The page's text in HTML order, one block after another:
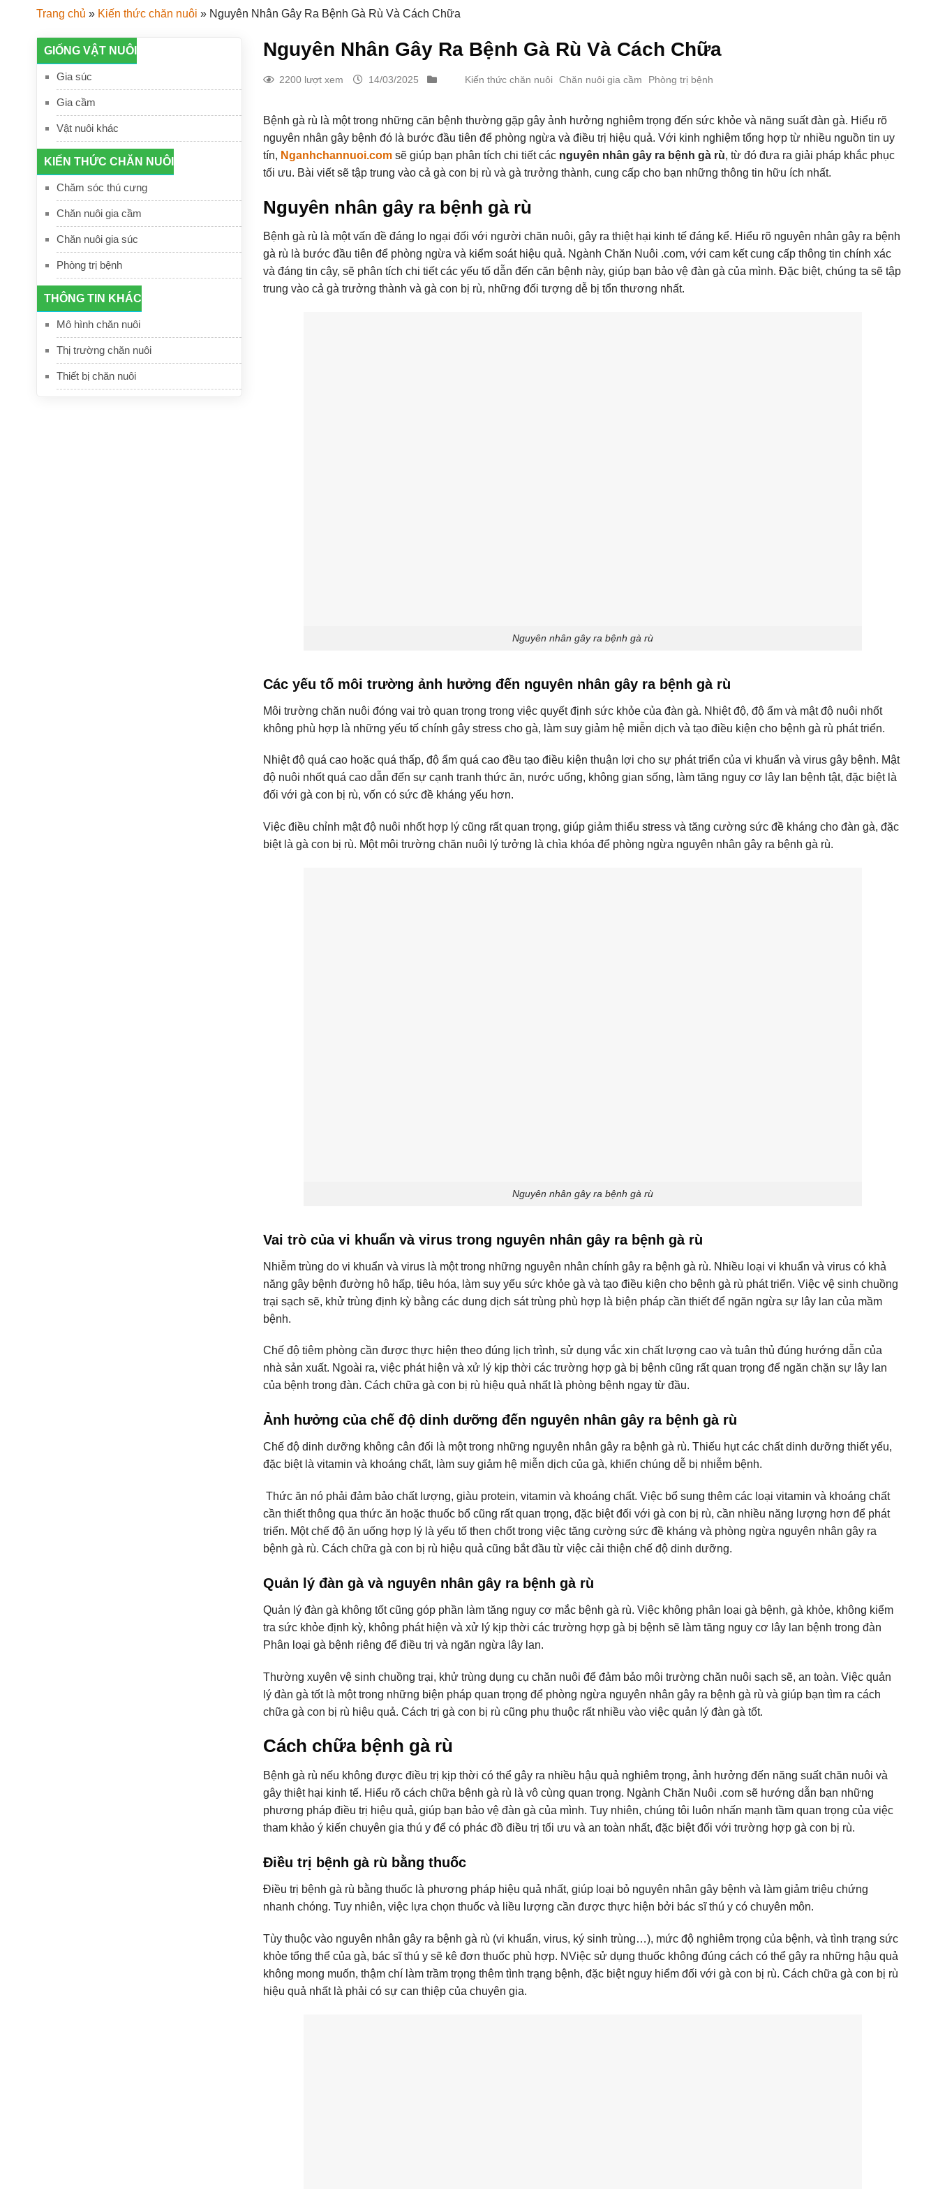
Trang chủ » Kiến thức chăn nuôi » Nguyên Nhân Gây Ra Bệnh Gà Rù Và Cách Chữa
GIỐNG VẬT NUÔI
Gia súc
Gia cầm
Vật nuôi khác
KIẾN THỨC CHĂN NUÔI
Chăm sóc thú cưng
Chăn nuôi gia cầm
Chăn nuôi gia súc
Phòng trị bệnh
THÔNG TIN KHÁC
Mô hình chăn nuôi
Thị trường chăn nuôi
Thiết bị chăn nuôi
Nguyên Nhân Gây Ra Bệnh Gà Rù Và Cách Chữa
2200 lượt xem 14/03/2025 Kiến thức chăn nuôi Chăn nuôi gia cầm Phòng trị bệnh
Bệnh gà rù là một trong những căn bệnh thường gặp gây ảnh hưởng nghiêm trọng đến sức khỏe và năng suất đàn gà. Hiểu rõ
nguyên nhân gây bệnh đó là bước đầu tiên để phòng ngừa và điều trị hiệu quả. Với kinh nghiệm tổng hợp từ nhiều nguồn tin uy
tín, Nganhchannuoi.com sẽ giúp bạn phân tích chi tiết các nguyên nhân gây ra bệnh gà rù, từ đó đưa ra giải pháp khắc phục
tối ưu. Bài viết sẽ tập trung vào cả gà con bị rù và gà trưởng thành, cung cấp cho bạn những thông tin hữu ích nhất.
Nguyên nhân gây ra bệnh gà rù
Bệnh gà rù là một vấn đề đáng lo ngại đối với người chăn nuôi, gây ra thiệt hại kinh tế đáng kể. Hiểu rõ nguyên nhân gây ra bệnh
gà rù là bước đầu tiên để phòng ngừa và kiểm soát hiệu quả. Ngành Chăn Nuôi .com, với cam kết cung cấp thông tin chính xác
và đáng tin cậy, sẽ phân tích chi tiết các yếu tố dẫn đến căn bệnh này, giúp bạn bảo vệ đàn gà của mình. Đặc biệt, chúng ta sẽ tập
trung vào cả gà trưởng thành và gà con bị rù, những đối tượng dễ bị tổn thương nhất.
Nguyên nhân gây ra bệnh gà rù
Các yếu tố môi trường ảnh hưởng đến nguyên nhân gây ra bệnh gà rù
Môi trường chăn nuôi đóng vai trò quan trọng trong việc quyết định sức khỏe của đàn gà. Nhiệt độ, độ ẩm và mật độ nuôi nhốt
không phù hợp là những yếu tố chính gây stress cho gà, làm suy giảm hệ miễn dịch và tạo điều kiện cho bệnh gà rù phát triển.
Nhiệt độ quá cao hoặc quá thấp, độ ẩm quá cao đều tạo điều kiện thuận lợi cho sự phát triển của vi khuẩn và virus gây bệnh. Mật
độ nuôi nhốt quá cao dẫn đến sự cạnh tranh thức ăn, nước uống, không gian sống, làm tăng nguy cơ lây lan bệnh tật, đặc biệt là
đối với gà con bị rù, vốn có sức đề kháng yếu hơn.
Việc điều chỉnh mật độ nuôi nhốt hợp lý cũng rất quan trọng, giúp giảm thiểu stress và tăng cường sức đề kháng cho đàn gà, đặc
biệt là gà con bị rù. Một môi trường chăn nuôi lý tưởng là chìa khóa để phòng ngừa nguyên nhân gây ra bệnh gà rù.
Nguyên nhân gây ra bệnh gà rù
Vai trò của vi khuẩn và virus trong nguyên nhân gây ra bệnh gà rù
Nhiễm trùng do vi khuẩn và virus là một trong những nguyên nhân chính gây ra bệnh gà rù. Nhiều loại vi khuẩn và virus có khả
năng gây bệnh đường hô hấp, tiêu hóa, làm suy yếu sức khỏe gà và tạo điều kiện cho bệnh gà rù phát triển. Việc vệ sinh chuồng
trại sạch sẽ, khử trùng định kỳ bằng các dung dịch sát trùng phù hợp là biện pháp cần thiết để ngăn ngừa sự lây lan của mầm
bệnh.
Chế độ tiêm phòng cần được thực hiện theo đúng lịch trình, sử dụng vắc xin chất lượng cao và tuân thủ đúng hướng dẫn của
nhà sản xuất. Ngoài ra, việc phát hiện và xử lý kịp thời các trường hợp gà bị bệnh cũng rất quan trọng để ngăn chặn sự lây lan
của bệnh trong đàn. Cách chữa gà con bị rù hiệu quả nhất là phòng bệnh ngay từ đầu.
Ảnh hưởng của chế độ dinh dưỡng đến nguyên nhân gây ra bệnh gà rù
Chế độ dinh dưỡng không cân đối là một trong những nguyên nhân gây ra bệnh gà rù. Thiếu hụt các chất dinh dưỡng thiết yếu,
đặc biệt là vitamin và khoáng chất, làm suy giảm hệ miễn dịch của gà, khiến chúng dễ bị nhiễm bệnh.
Thức ăn nó phải đảm bảo chất lượng, giàu protein, vitamin và khoáng chất. Việc bổ sung thêm các loại vitamin và khoáng chất
cần thiết thông qua thức ăn hoặc thuốc bổ cũng rất quan trọng, đặc biệt đối với gà con bị rù, cần nhiều năng lượng hơn để phát
triển. Một chế độ ăn uống hợp lý là yếu tố then chốt trong việc tăng cường sức đề kháng và phòng ngừa nguyên nhân gây ra
bệnh gà rù. Cách chữa gà con bị rù hiệu quả cũng bắt đầu từ việc cải thiện chế độ dinh dưỡng.
Quản lý đàn gà và nguyên nhân gây ra bệnh gà rù
Quản lý đàn gà không tốt cũng góp phần làm tăng nguy cơ mắc bệnh gà rù. Việc không phân loại gà bệnh, gà khỏe, không kiểm
tra sức khỏe định kỳ, không phát hiện và xử lý kịp thời các trường hợp gà bị bệnh sẽ làm tăng nguy cơ lây lan bệnh trong đàn
Phân loại gà bệnh riêng để điều trị và ngăn ngừa lây lan.
Thường xuyên vệ sinh chuồng trại, khử trùng dụng cụ chăn nuôi để đảm bảo môi trường chăn nuôi sạch sẽ, an toàn. Việc quản
lý đàn gà tốt là một trong những biện pháp quan trọng để phòng ngừa nguyên nhân gây ra bệnh gà rù và giúp bạn tìm ra cách
chữa gà con bị rù hiệu quả. Cách trị gà con bị rù cũng phụ thuộc rất nhiều vào việc quản lý đàn gà tốt.
Cách chữa bệnh gà rù
Bệnh gà rù nếu không được điều trị kịp thời có thể gây ra nhiều hậu quả nghiêm trọng, ảnh hưởng đến năng suất chăn nuôi và
gây thiệt hại kinh tế. Hiểu rõ cách chữa bệnh gà rù là vô cùng quan trọng. Ngành Chăn Nuôi .com sẽ hướng dẫn bạn những
phương pháp điều trị hiệu quả, giúp bạn bảo vệ đàn gà của mình. Tuy nhiên, chúng tôi luôn nhấn mạnh tầm quan trọng của việc
tham khảo ý kiến chuyên gia thú y để có phác đồ điều trị tối ưu và an toàn nhất, đặc biệt đối với trường hợp gà con bị rù.
Điều trị bệnh gà rù bằng thuốc
Điều trị bệnh gà rù bằng thuốc là phương pháp hiệu quả nhất, giúp loại bỏ nguyên nhân gây bệnh và làm giảm triệu chứng
nhanh chóng. Tuy nhiên, việc lựa chọn thuốc và liều lượng cần được thực hiện bởi bác sĩ thú y có chuyên môn.
Tùy thuộc vào nguyên nhân gây ra bệnh gà rù (vi khuẩn, virus, ký sinh trùng…), mức độ nghiêm trọng của bệnh, và tình trạng sức
khỏe tổng thể của gà, bác sĩ thú y sẽ kê đơn thuốc phù hợp. NViệc sử dụng thuốc không đúng cách có thể gây ra những hậu quả
không mong muốn, thậm chí làm trầm trọng thêm tình trạng bệnh, đặc biệt nguy hiểm đối với gà con bị rù. Cách chữa gà con bị rù
hiệu quả nhất là phải có sự can thiệp của chuyên gia.